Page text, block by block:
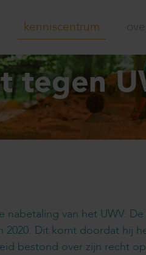
kenniscentrum
tegen
nabetaling van het UWV.
2020. Dit komt doordat hij
bestond over zijn recht